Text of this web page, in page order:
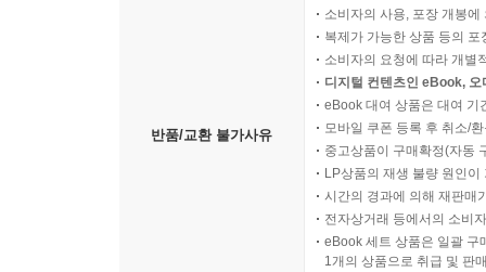
반품/교환 불가사유
소비자의 사용, 포장 개봉
복제가 가능한 상품 등의
소비자의 요청에 따라 개별
디지털 컨텐츠인 eBook,
eBook 대여 상품은 대여 기
모바일 쿠폰 등록 후 취소/
중고상품이 구매확정(자동
LP상품의 재생 불량 원인
시간의 경과에 의해 재판매
전자상거래 등에서의 소비
eBook 세트 상품은 일괄 구
1개의 상품으로 취급 및 판